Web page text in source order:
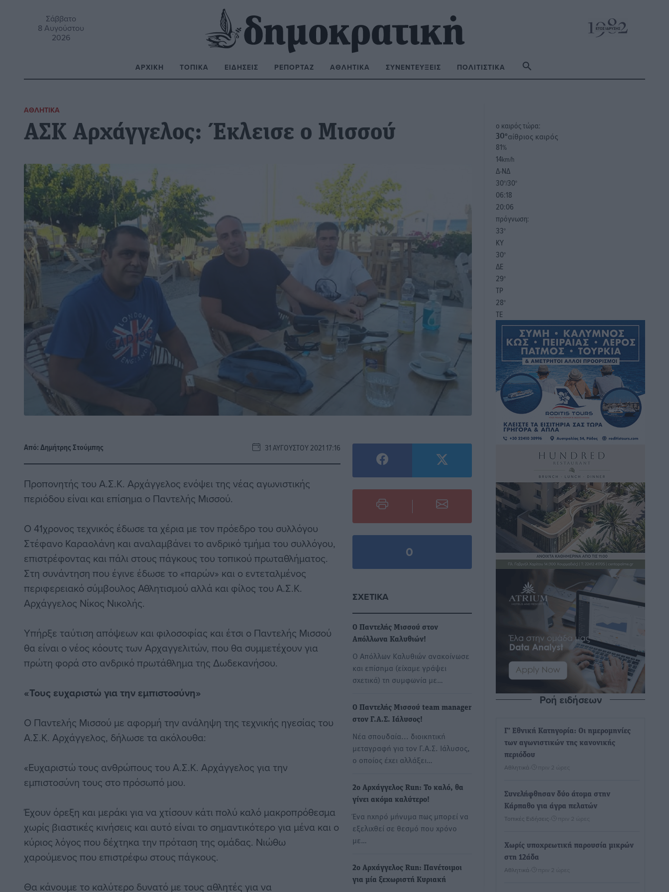
Σάββατο
8 Αυγούστου
2026
ΑΡΧΙΚΉ ΤΟΠΙΚΆ ΕΙΔΉΣΕΙΣ ΡΕΠΟΡΤΆΖ ΑΘΛΗΤΙΚΆ ΣΥΝΕΝΤΕΎΞΕΙΣ ΠΟΛΙΤΙΣΤΙΚΆ
ΑΘΛΗΤΙΚΆ
ΑΣΚ Αρχάγγελος: Έκλεισε ο Μισσού
Από:Δημήτρης Στούμπης 31 ΑΥΓΟΎΣΤΟΥ 2021 17:16
Προπονητής του Α.Σ.Κ. Αρχάγγελος ενόψει της νέας αγωνιστικής
περιόδου είναι και επίσημα ο Παντελής Μισσού.
Ο 41χρονος τεχνικός έδωσε τα χέρια με τον πρόεδρο του συλλόγου
Στέφανο Καραολάνη και αναλαμβάνει το ανδρικό τμήμα του συλλόγου,
επιστρέφοντας και πάλι στους πάγκους του τοπικού πρωταθλήματος.
Στη συνάντηση που έγινε έδωσε το «παρών» και ο εντεταλμένος
περιφερειακό σύμβουλος Αθλητισμού αλλά και φίλος του Α.Σ.Κ.
Αρχάγγελος Νίκος Νικολής.
Υπήρξε ταύτιση απόψεων και φιλοσοφίας και έτσι ο Παντελής Μισσού
θα είναι ο νέος κόουτς των Αρχαγγελιτών, που θα συμμετέχουν για
πρώτη φορά στο ανδρικό πρωτάθλημα της Δωδεκανήσου.
«Τους ευχαριστώ για την εμπιστοσύνη»
Ο Παντελής Μισσού με αφορμή την ανάληψη της τεχνικής ηγεσίας του
Α.Σ.Κ. Αρχάγγελος, δήλωσε τα ακόλουθα:
«Ευχαριστώ τους ανθρώπους του Α.Σ.Κ. Αρχάγγελος για την
εμπιστοσύνη τους στο πρόσωπό μου.
Έχουν όρεξη και μεράκι για να χτίσουν κάτι πολύ καλό μακροπρόθεσμα
χωρίς βιαστικές κινήσεις και αυτό είναι το σημαντικότερο για μένα και ο
κύριος λόγος που δέχτηκα την πρόταση της ομάδας. Νιώθω
χαρούμενος που επιστρέφω στους πάγκους.
Θα κάνουμε το καλύτερο δυνατό με τους αθλητές για να
0
ΣΧΕΤΙΚΆ
Ο Παντελής Μισσού στον
Απόλλωνα Καλυθιών!
Ο Απόλλων Καλυθιών ανακοίνωσε
και επίσημα (είχαμε γράψει
σχετικά) τη συμφωνία με…
Ο Παντελής Μισσού team manager
στον Γ.Α.Σ. Ιάλυσος!
Νέα σπουδαία... διοικητική
μεταγραφή για τον Γ.Α.Σ. Ιάλυσος,
ο οποίος έχει αλλάξει…
2ο Αρχάγγελος Run: Το καλό, θα
γίνει ακόμα καλύτερο!
Ένα ηχηρό μήνυμα πως μπορεί να
εξελιχθεί σε θεσμό που χρόνο
με…
2ο Αρχάγγελος Run: Πανέτοιμοι
για μία ξεχωριστή Κυριακή
o καιρός τώρα:
30°αίθριος καιρός
81%
14km/h
Δ-ΝΔ
30°/30°
06:18
20:06
πρόγνωση:
33°
ΚΥ
30°
ΔΕ
29°
ΤΡ
28°
ΤΕ
Ροή ειδήσεων
Γ’ Εθνική Κατηγορία: Οι ημερομηνίες
των αγωνιστικών της κανονικής
περιόδου
Αθλητικά πριν 2 ώρες
Συνελήφθησαν δύο άτομα στην
Κάρπαθο για άγρα πελατών
Τοπικές Ειδήσεις πριν 2 ώρες
Χωρίς υποχρεωτική παρουσία μικρών
στη 12άδα
Αθλητικά πριν 2 ώρες